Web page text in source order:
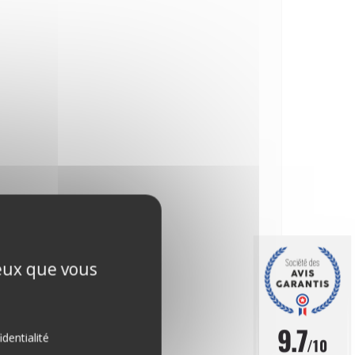
9.7/10
que vous